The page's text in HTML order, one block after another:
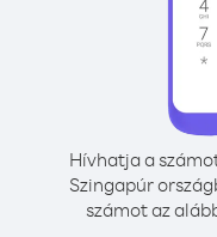
Hívhatja a
Szingapúr
számot az